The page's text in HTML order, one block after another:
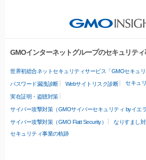
GMOインターネットグループのセキュリテ
世界初総合ネットセキュリティサービス「GMOセキュリ
パスワード漏洩診断 Webサイトリスク診断 セキュ
実在証明・盗聴対策
サイバー攻撃対策（GMOサイバーセキュリティ byイエラ
サイバー攻撃対策（GMO Flatt Security）
なりすまし
セキュリティ事業の軌跡